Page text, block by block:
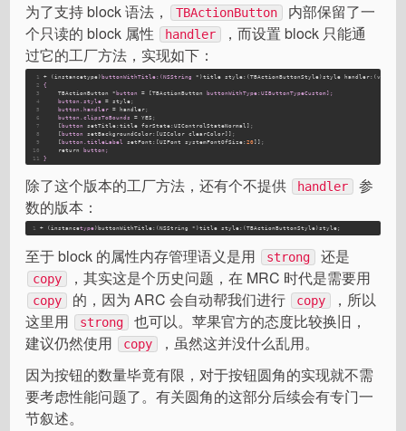
为了支持 block 语法，
TBActionButton
内部保留了一
个只读的 block 属性
handler
，而设置 block 只能通
过它的工厂方法，实现如下：
1
2
3
4
5
6
7
8
9
10
11
+ (instancetype)buttonWithTitle:(NSString *)title style:(TBActionButtonStyle)style handler:(void (^
{
   TBActionButton *
button = [TBActionButton buttonWithType:UIButtonTypeCustom];
button.style = style;
button.handler = handler;
button.clipsToBounds = YES ;
    [
button setTitle:title forState:UIControlStateNormal] ;
    [
button setBackgroundColor:[UIColor clearColor]] ;
    [
button.titleLabel setFont:[UIFont systemFontOfSize:20]] ;
    return
button;
}
除了这个版本的工厂方法，还有个不提供 handler
参
数的版本：
1 + (instancetype)buttonWithTitle:(NSString *)title style:(TBActionButtonStyle)style;
至于 block 的属性内存管理语义是用 strong 还是
copy ，其实这是个历史问题，在 MRC 时代是需要用
copy 的，因为 ARC 会自动帮我们进行 copy
，所以
这里用
strong
也可以。苹果官方的态度比较换旧，
建议仍然使用
copy
，虽然这并没什么乱用。
因为按钮的数量毕竟有限，对于按钮圆角的实现就不需
要考虑性能问题了。有关圆角的这部分后续会有专门一
节叙述。